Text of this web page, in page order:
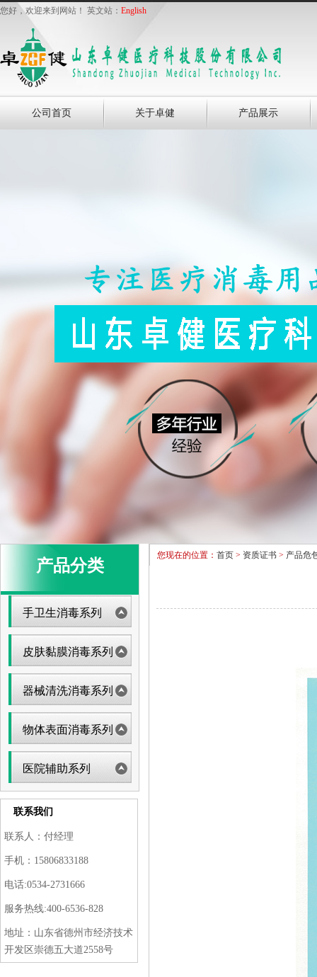
您好，欢迎来到网站！ 英文站： English
公司首页 关于卓健 产品展示
产品分类
手卫生消毒系列
皮肤黏膜消毒系列
器械清洗消毒系列
物体表面消毒系列
医院辅助系列
联系我们
联系人：付经理
手机：15806833188
电话:0534-2731666
服务热线:400-6536-828
地址：山东省德州市经济技术
开发区崇德五大道2558号
您现在的位置： 首页 > 资质证书 > 产品危